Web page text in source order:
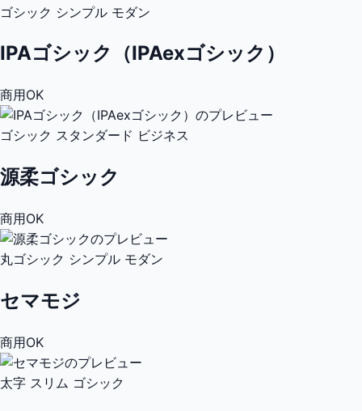
ゴシック シンプル モダン
IPAゴシック（IPAexゴシック）
商用OK
ゴシック スタンダード ビジネス
源柔ゴシック
商用OK
丸ゴシック シンプル モダン
セマモジ
商用OK
太字 スリム ゴシック